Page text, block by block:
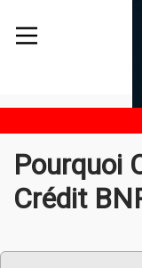
Pourquoi
Crédit